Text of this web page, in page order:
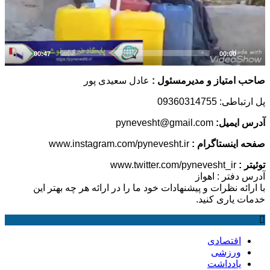
00:00
00:47
و مدیرمسئول :عادل سعیدی پور
pynevesht@gmail.com
:
www.instagram.com/pynevesht.ir
www.twitter.com/pynevesht_ir
: اهواز
نظرات و پیشنهادات خود ما را در ارائه هر چه بهتر این
کنید.
اقتصادی
ورزشی
یادداشت